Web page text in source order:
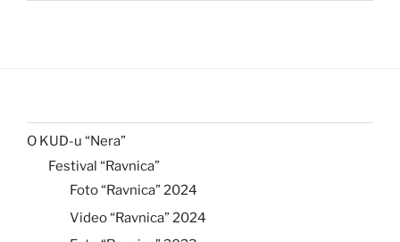
O KUD-u “Nera”
Festival “Ravnica”
Foto “Ravnica” 2024
Video “Ravnica” 2024